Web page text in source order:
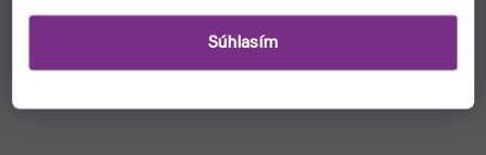
Súhlasím